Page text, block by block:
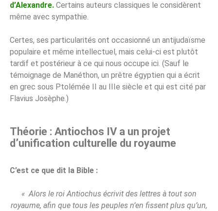
d’Alexandre. Certains auteurs classiques le considèrent
même avec sympathie.
Certes, ses particularités ont occasionné un antijudaïsme
populaire et même intellectuel, mais celui-ci est plutôt
tardif et postérieur à ce qui nous occupe ici. (Sauf le
témoignage de Manéthon, un prêtre égyptien qui a écrit
en grec sous Ptolémée II au IIIe siècle et qui est cité par
Flavius Josèphe.)
Théorie : Antiochos IV a un projet
d’unification culturelle du royaume
C’est ce que dit la Bible :
« Alors le roi Antiochus écrivit des lettres à tout son
royaume, afin que tous les peuples n’en fissent plus qu’un,